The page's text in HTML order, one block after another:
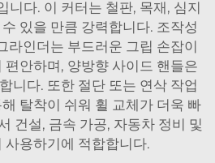
니다. 이 커터는 철판, 목재, 심지
있을 만큼 강력합니다. 조작성
인더는 부드러운 그립 손잡이
편안하며, 양방향 사이드 핸들은
니다. 또한 절단 또는 연삭 작업
탈착이 쉬워 휠 교체가 더욱 빠
건설, 금속 가공, 자동차 정비 및
사용하기에 적합합니다.